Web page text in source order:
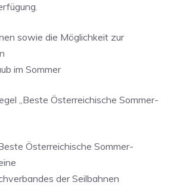
sowie die Möglichkeit zur
im Sommer
„Beste Österreichische Sommer-
Österreichische Sommer-
der Seilbahnen